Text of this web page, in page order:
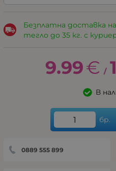
Безплатна доставка
тегло до 35 кг. с
9.99€ /
В
бр.
0889 555 899